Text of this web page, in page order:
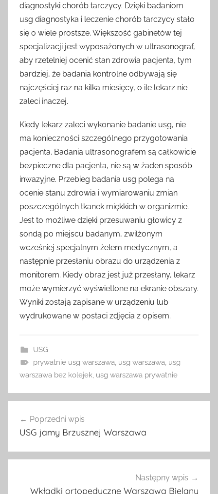
diagnostyki chorób tarczycy. Dzięki badaniom
usg diagnostyka i leczenie chorób tarczycy stało
się o wiele prostsze. Większość gabinetów tej
specjalizacji jest wyposażonych w ultrasonograf,
aby rzetelniej ocenić stan zdrowia pacjenta, tym
bardziej, że badania kontrolne odbywają się
najczęściej raz na kilka miesięcy, o ile lekarz nie
zaleci inaczej.
Kiedy lekarz zaleci wykonanie badanie usg, nie
ma konieczności szczególnego przygotowania
pacjenta. Badania ultrasonografem są całkowicie
bezpieczne dla pacjenta, nie są w żaden sposób
inwazyjne. Przebieg badania usg polega na
ocenie stanu zdrowia i wymiarowaniu zmian
poszczególnych tkanek miękkich w organizmie.
Jest to możliwe dzięki przesuwaniu głowicy z
sondą po miejscu badanym, zwilżonym
wcześniej specjalnym żelem medycznym, a
następnie przesłaniu obrazu do urządzenia z
monitorem. Kiedy obraz jest już przesłany, lekarz
może wymierzyć wyświetlone na ekranie obszary.
Wyniki zostają zapisane w urządzeniu lub
wydrukowane w postaci zdjęcia z opisem.
USG
prywatnie usg warszawa usg warszawa usg
warszawa bez kolejek usg warszawa prywatnie
wpisu
Poprzedni wpis
USG jamy Brzusznej Warszawa
Następny wpis
Wkładki ortopedyczne Warszawa Bielany